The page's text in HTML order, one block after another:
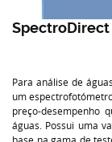
SpectroDirect
Para análise de
um
preço-desempenho
águas. Possui uma